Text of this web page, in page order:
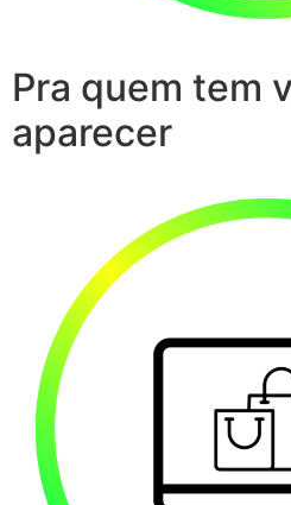
Pra quem tem
aparecer